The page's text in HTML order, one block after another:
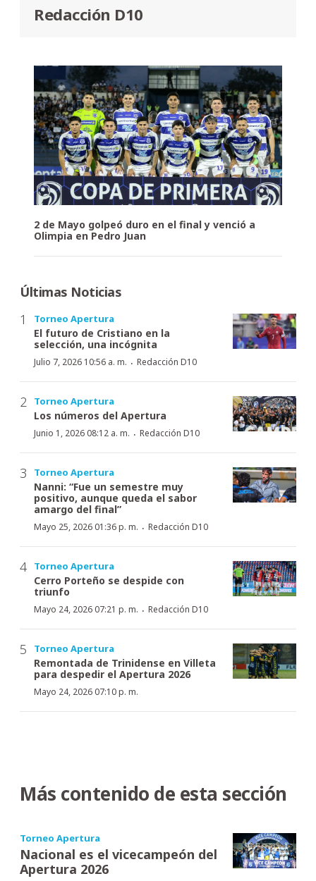
Redacción D10
2 de Mayo golpeó duro en el final y venció a
Olimpia en Pedro Juan
Últimas Noticias
Torneo Apertura
El futuro de Cristiano en la
selección, una incógnita
Julio 7, 2026 10:56 a. m. · Redacción D10
Torneo Apertura
Los números del Apertura
Junio 1, 2026 08:12 a. m. · Redacción D10
Torneo Apertura
Nanni: “Fue un semestre muy
positivo, aunque queda el sabor
amargo del final”
Mayo 25, 2026 01:36 p. m. · Redacción D10
Torneo Apertura
Cerro Porteño se despide con
triunfo
Mayo 24, 2026 07:21 p. m. · Redacción D10
Torneo Apertura
Remontada de Trinidense en Villeta
para despedir el Apertura 2026
Mayo 24, 2026 07:10 p. m.
Más contenido de esta sección
Torneo Apertura
Nacional es el vicecampeón del
Apertura 2026